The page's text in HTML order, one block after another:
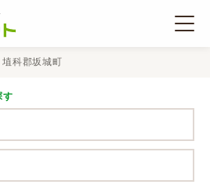
埴科郡坂城町
す